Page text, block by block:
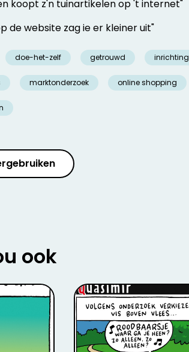
koopt z'n tuinartikelen op 't internet"
de website zag ie er kleiner uit"
doe-het-zelf getrouwd inrichting
marktonderzoek online shopping
ook